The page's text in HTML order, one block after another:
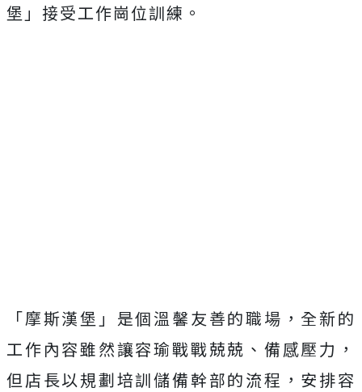
堡」接受工作崗位訓練。
「摩斯漢堡」是個溫馨友善的職場，全新的
工作內容雖然讓容瑜戰戰兢兢、備感壓力，
但店長以規劃培訓儲備幹部的流程，安排容